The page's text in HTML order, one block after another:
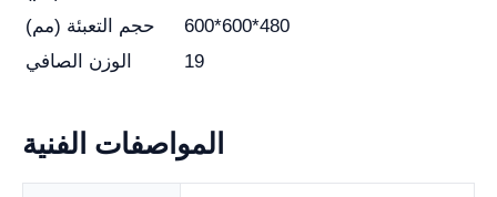
حجم التعبئة (مم)
600*600*480
الوزن الصافي
19
المواصفات الفنية